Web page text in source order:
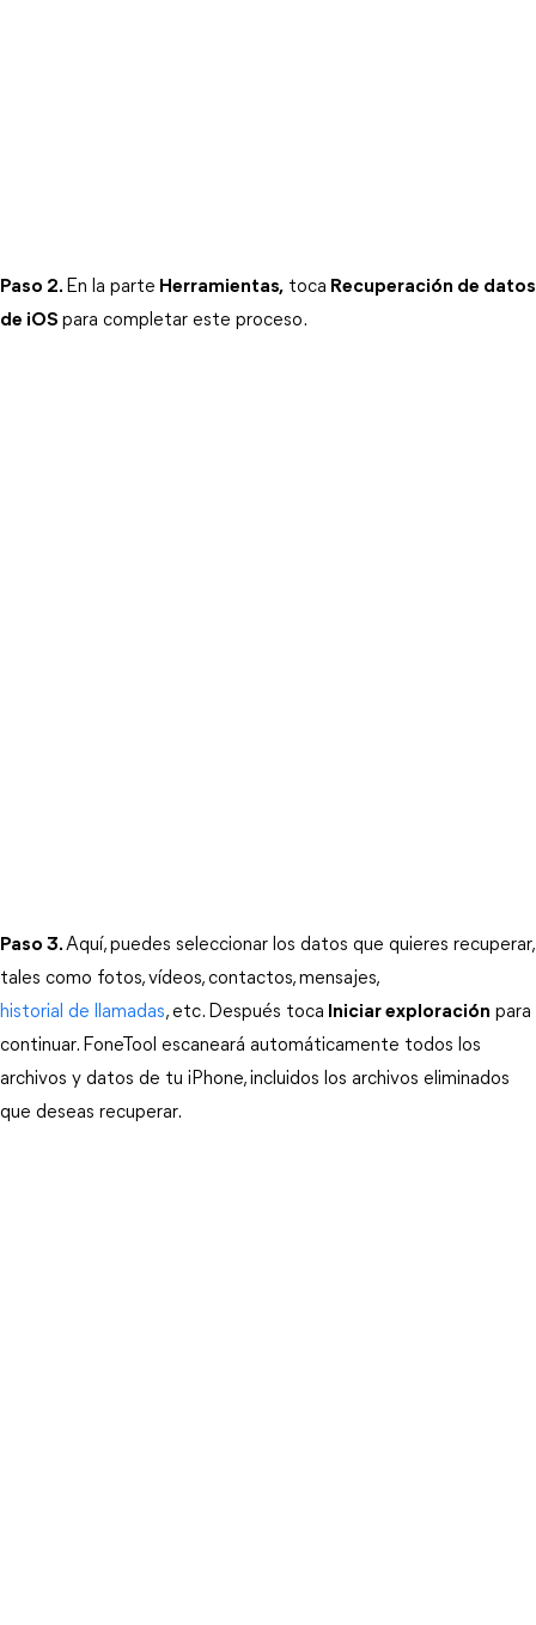
Paso 2. En la parte Herramientas, toca Recuperación de datos
de iOS para completar este proceso.
Paso 3.Aquí, puedes seleccionar los datos que quieres recuperar,
tales como fotos, vídeos, contactos, mensajes,
historial de llamadas, etc. Después toca Iniciar exploración para
continuar. FoneTool escaneará automáticamente todos los
archivos y datos de tu iPhone, incluidos los archivos eliminados
que deseas recuperar.